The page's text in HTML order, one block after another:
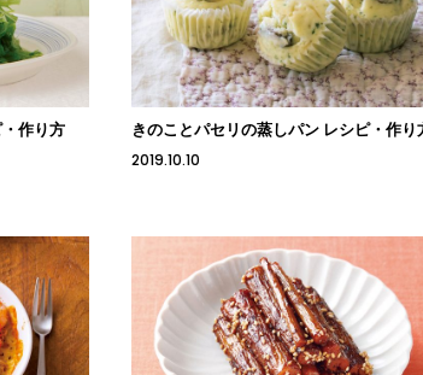
作り方 きのことパセリの蒸しパン レシピ・作り
2019.10.10